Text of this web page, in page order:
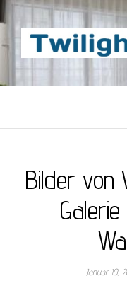
Beste Content-
Bilder von
Januar 10,